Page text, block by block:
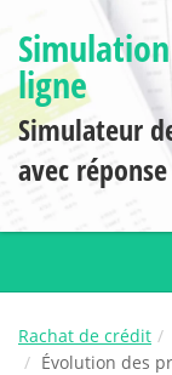
ligne
Simulateur
avec
Rachat de crédit
Évolution des